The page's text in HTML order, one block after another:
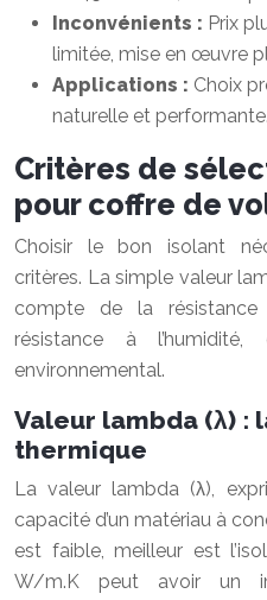
Inconvénients : Prix
limitée, mise en œuvre
Applications : Choix
naturelle et performante.
Critères de
pour coffre de
Choisir le bon isolant
critères. La simple valeur
compte de la
résistance à
environnemental.
Valeur lambda (λ) :
thermique
La valeur lambda (λ),
capacité d’un matériau à
est faible, meilleur est
W/m.K peut avoir un